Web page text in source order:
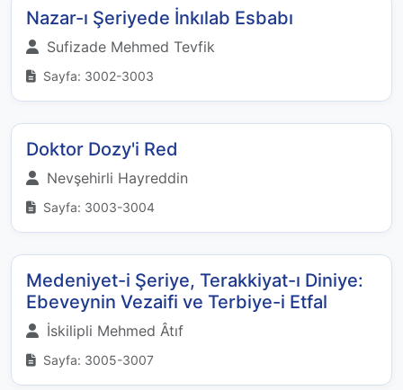
Nazar-ı Şeriyede İnkılab Esbabı
Sufizade Mehmed Tevfik
Sayfa: 3002-3003
Doktor Dozy'i Red
Nevşehirli Hayreddin
Sayfa: 3003-3004
Medeniyet-i Şeriye, Terakkiyat-ı Diniye:
Ebeveynin Vezaifi ve Terbiye-i Etfal
İskilipli Mehmed Âtıf
Sayfa: 3005-3007